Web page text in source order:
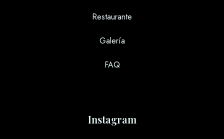
Restaurante
Galería
FAQ
Instagram